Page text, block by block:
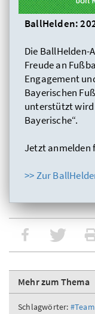
BallHelden:
Die
Freude an
Engagement
Bayerischen
unterstützt wird
Bayerische“.
Jetzt anmelden
>> Zur
Mehr zum Thema
Schlagwörter: